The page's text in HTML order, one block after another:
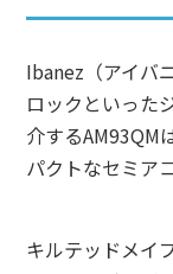
Ibanez（アイバ
ロックといった
介するAM93QM
パクトなセミア
キルテッドメイ